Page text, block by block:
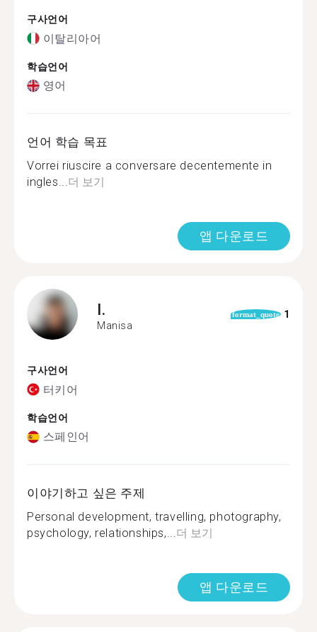
구사언어
이탈리아어
학습언어
영어
언어 학습 목표
Vorrei riuscire a conversare decentemente in
ingles...더 보기
앱 다운로드
I.
Manisa
format_quote 1
구사언어
터키어
학습언어
스페인어
이야기하고 싶은 주제
Personal development, travelling, photography,
psychology, relationships,...더 보기
앱 다운로드